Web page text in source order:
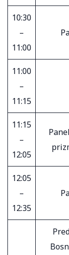
10:30
–
11:00
11:00
–
11:15
11:15
–
12:05
12:05
–
12:35